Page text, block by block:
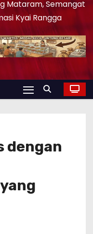
Mataram, Semangat
Kyai Rangga
dengan